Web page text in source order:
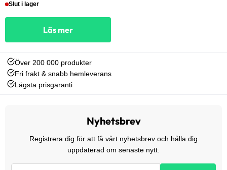
Slut i lager
Läs mer
Över 200 000 produkter
Fri frakt & snabb hemleverans
Lägsta prisgaranti
Nyhetsbrev
Registrera dig för att få vårt nyhetsbrev och hålla dig
uppdaterad om senaste nytt.